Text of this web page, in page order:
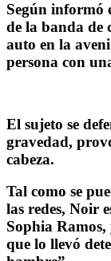
Según informó
de la banda de
auto en la
persona con
El sujeto se
gravedad,
cabeza.
Tal como se
las redes, Noir
Sophia
que lo llevó